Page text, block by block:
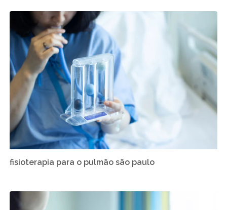
fisioterapia para o pulmão são paulo